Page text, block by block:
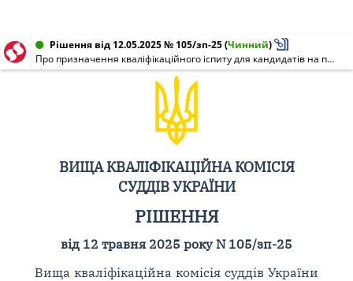
Рішення від 12.05.2025 № 105/зп-25(Чинний)
Про призначення кваліфікаційного іспиту для кандидатів на посаду судді місцевого суду та суддів, які виявили намір бути переведеними до іншого місцевого суду
ВИЩА КВАЛІФІКАЦІЙНА КОМІСІЯ
СУДДІВ УКРАЇНИ
РІШЕННЯ
від 12 травня 2025 року N 105/зп-25
Вища кваліфікаційна комісія суддів України